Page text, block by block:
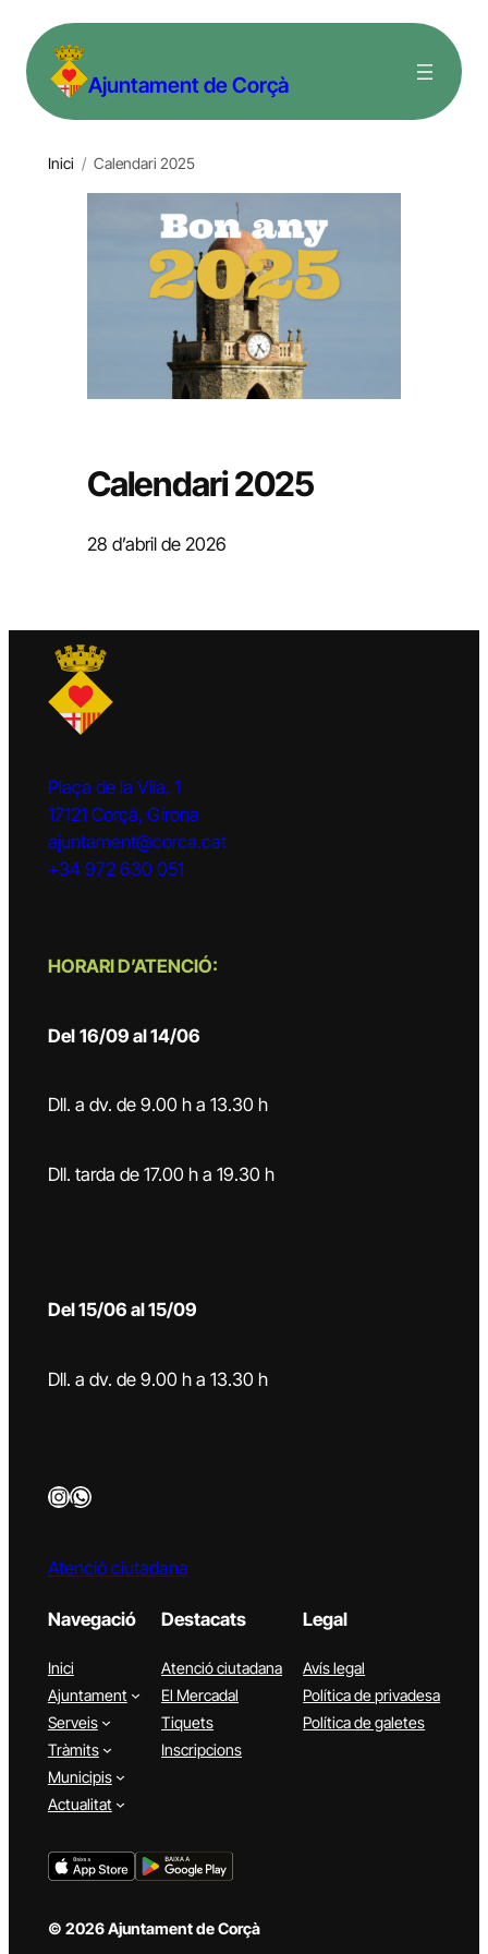
contingut Ajuntament de Corçà
Inici / Calendari 2025
Calendari 2025
28 d’abril de 2026
Plaça de la Vila, 1
17121 Corçà, Girona
ajuntament@corca.cat
+34 972 630 051
HORARI D’ATENCIÓ:
Del 16/09 al 14/06
Dll. a dv. de 9.00 h a 13.30 h
Dll. tarda de 17.00 h a 19.30 h
Del 15/06 al 15/09
Dll. a dv. de 9.00 h a 13.30 h
InstagramWhatsApp
Atenció ciutadana
Navegació
Inici
Ajuntament
Serveis
Tràmits
Municipis
Actualitat
Destacats
Atenció ciutadana
El Mercadal
Tiquets
Inscripcions
Legal
Avís legal
Política de privadesa
Política de galetes
© 2026 Ajuntament de Corçà